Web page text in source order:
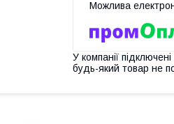
У компанії
будь-який товар не